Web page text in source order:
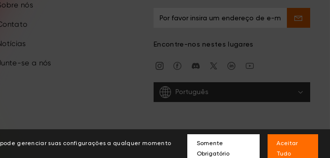
nós
se a nós
Encontre-nos nestes lugares
Português
gerenciar suas configurações a qualquer momento
Somente
Obrigatório
Aceitar
Tudo